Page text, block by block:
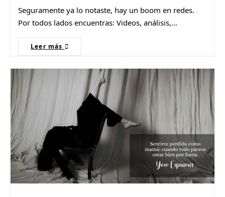
Seguramente ya lo notaste, hay un boom en redes.
Por todos lados encuentras: Videos, análisis,…
Leer más